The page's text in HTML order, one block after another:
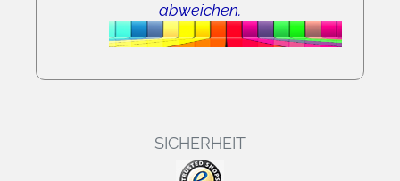
abweichen.
SICHERHEIT